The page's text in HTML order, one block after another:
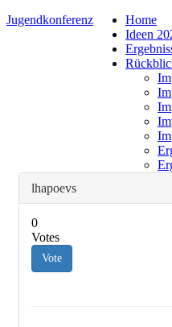
Jugendkonferenz
Home
Ideen
lhapoevs
0
Votes
Vote